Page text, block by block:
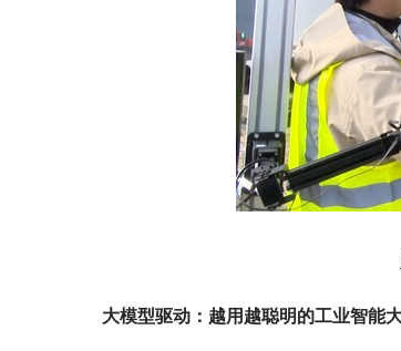
大模型驱动：越用越聪明的工业智能